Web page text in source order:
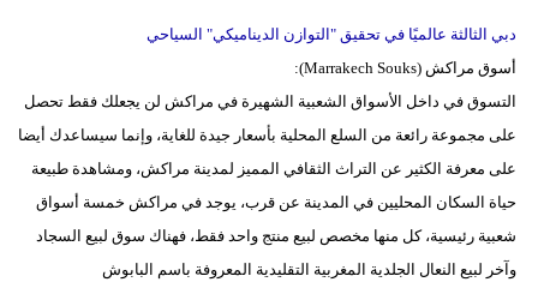
دبي الثالثة عالميًا في تحقيق "التوازن الديناميكي" السياحي
أسوق مراكش (Marrakech Souks):
التسوق في داخل الأسواق الشعبية الشهيرة في مراكش لن يجعلك فقط تحصل
على مجموعة رائعة من السلع المحلية بأسعار جيدة للغاية، وإنما سيساعدك أيضا
على معرفة الكثير عن التراث الثقافي المميز لمدينة مراكش، ومشاهدة طبيعة
حياة السكان المحليين في المدينة عن قرب، يوجد في مراكش خمسة أسواق
شعبية رئيسية، كل منها مخصص لبيع منتج واحد فقط، فهناك سوق لبيع السجاد
وآخر لبيع النعال الجلدية المغربية التقليدية المعروفة باسم البابوش